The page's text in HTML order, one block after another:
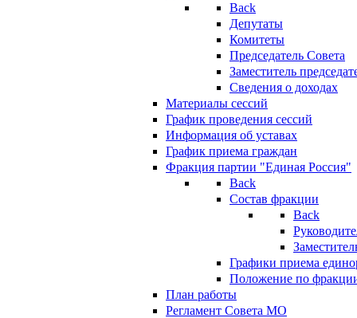
Back
Депутаты
Комитеты
Председатель Совета
Заместитель
Сведения о доходах
Материалы сессий
График проведения сессий
Информация об уставах
График приема граждан
Фракция партии "Единая Россия"
Back
Состав фракции
Back
Графики приема
Положение по
План работы
Регламент Совета МО